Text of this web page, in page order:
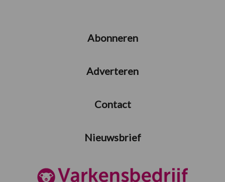
Abonneren
Adverteren
Contact
Nieuwsbrief